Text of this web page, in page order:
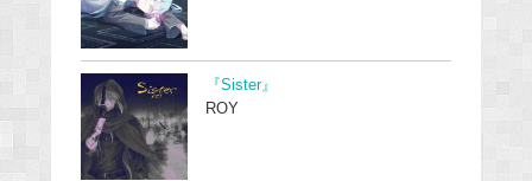
『Sister』
ROY